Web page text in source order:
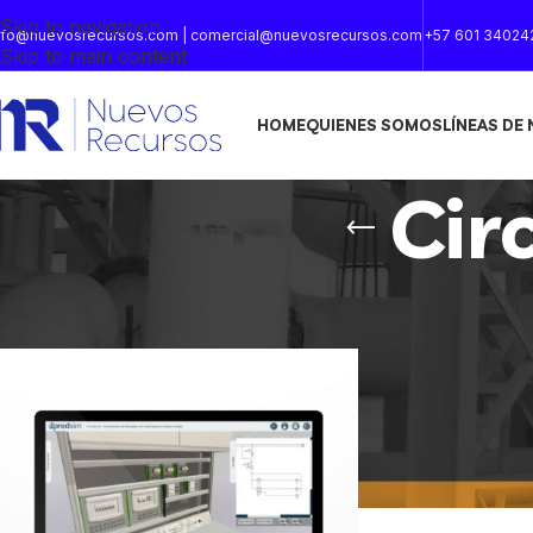
Skip to navigation
Skip to main content
| comercial@nuevosrecursos.com +57 601
HOMEQUIENES SOMOSLÍNEAS DE